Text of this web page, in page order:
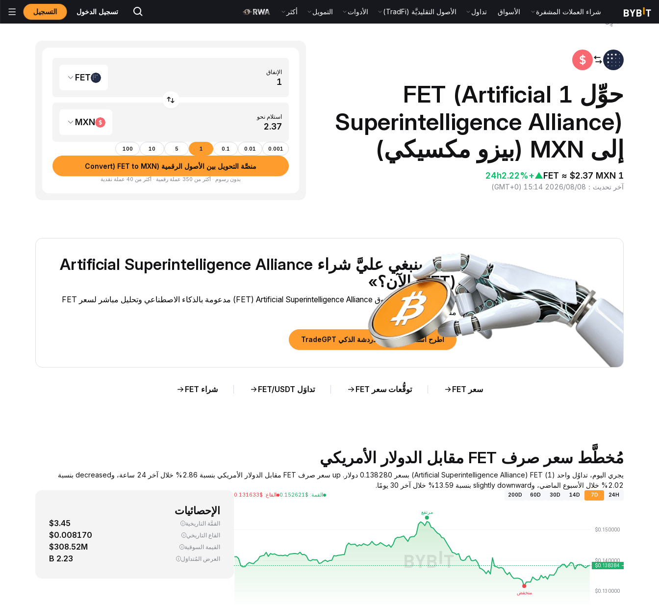
شراء العملات المشفرة الأسواق تداول الأصول التقليديَّة (TradFi) الأدوات التمويل أكثر تسجيل الدخول التسجيل
حوِّل 1 FET (Artificial
Superintelligence Alliance)
إلى MXN (بيزو مكسيكي)
1 FET ≈ $2.37 MXN
▲
+2.22%
24h
آخر تحديث ：
2026/08/08 15:14
(
GMT+0
)
الإنفاق
FET
استلام نحو
MXN
0.001
0.01
0.1
1
5
10
100
منصَّة التحويل بين الأصول الرقمية (Convert) FET to MXN
بدون رسوم · أكثر من 350 عملة رقمية · أكثر من 40 عملة نقدية
«هل ينبغي عليَّ شراء Artificial Superintelligence Alliance
‏(FET) الآن؟»
اطَّلع على رؤى حول سوق Artificial Superintelligence Alliance ‏(FET) مدعومة بالذكاء الاصطناعي وتحليل مباشر لسعر FET
مقابل MXN.
اطرح أسئلة على بوت الدردشة الذكي TradeGPT
سعر FET توقُّعات سعر FET تداوَل FET/USDT شراء FET
مُخطَّط سعر صرف FET مقابل الدولار الأمريكي
يجري اليوم، تداوُل واحد (1) FET ‏(Artificial Superintelligence Alliance) بسعر 0.138280 دولار. up سعر صرف FET مقابل الدولار الأمريكي بنسبة 2.86% خلال آخر 24 ساعة، وdecreased بنسبة
2.02% خلال الأسبوع الماضي، وslightly downward بنسبة 13.59% خلال آخر 30 يومًا.
24H
7D
14D
30D
60D
200D القمة:
$
0.152621 القاع:
$
0.131633
الإحصائيات
القمَّة التاريخية $3.45
القاع التاريخي $0.008170
القيمة السوقية $308.52M
العرض المُتداوَل 2.23 B